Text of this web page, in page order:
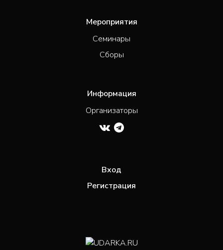
Мероприятия
Семинары
Сборы
Информация
Организаторы
Вход
Регистрация